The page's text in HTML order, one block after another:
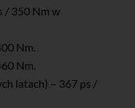
/ 350 Nm w
Nm.
Nm.
latach) – 367 ps /